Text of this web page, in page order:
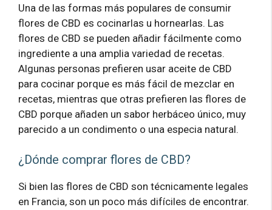
Una de las formas más populares de consumir
flores de CBD es cocinarlas u hornearlas. Las
flores de CBD se pueden añadir fácilmente como
ingrediente a una amplia variedad de recetas.
Algunas personas prefieren usar aceite de CBD
para cocinar porque es más fácil de mezclar en
recetas, mientras que otras prefieren las flores de
CBD porque añaden un sabor herbáceo único, muy
parecido a un condimento o una especia natural.
¿Dónde comprar flores de CBD?
Si bien las flores de CBD son técnicamente legales
en Francia, son un poco más difíciles de encontrar.